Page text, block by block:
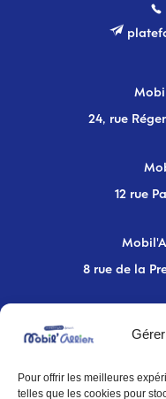
Pour offrir les meilleures
telles que les cookies pour
24, rue
12 rue
8 rue de la
Inscrivez-
nouveautés